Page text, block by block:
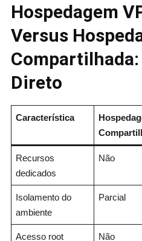
Hospedagem
Versus
Direto
Característica
Recursos
dedicados
Não
Isolamento do
ambiente
Parcial
Acesso root Não